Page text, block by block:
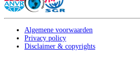
Algemene voorwaarden
Privacy policy
Disclaimer & copyrights